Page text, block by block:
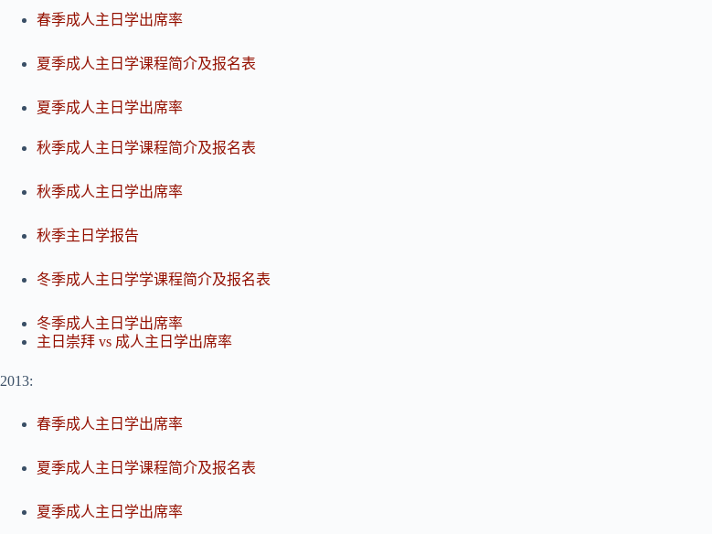
春季成人主日学出席率
夏季成人主日学课程简介及报名表
夏季成人主日学出席率
秋季成人主日学课程简介及报名表
秋季成人主日学出席率
秋季主日学报告
冬季成人主日学学课程简介及报名表
冬季成人主日学出席率
主日崇拜 vs 成人主日学出席率
2013:
春季成人主日学出席率
夏季成人主日学课程简介及报名表
夏季成人主日学出席率